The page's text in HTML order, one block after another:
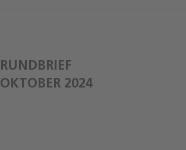
RUNDBRIEF
OKTOBER 2024